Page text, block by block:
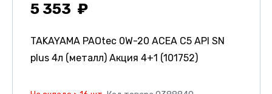
5 353
TAKAYAMA PAOtec 0W-20 ACEA C5 API SN
plus 4л (металл) Акция 4+1 (101752)